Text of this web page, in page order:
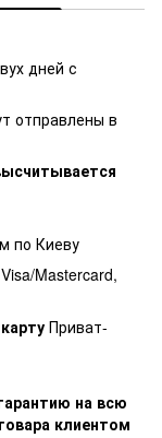
дней с
отправлены в
по Киеву
Mastercard,
Приват-
на всю
клиентом